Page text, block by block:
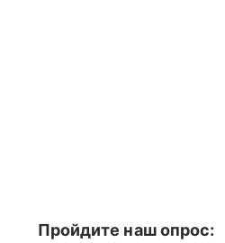
Пройдите наш опрос: